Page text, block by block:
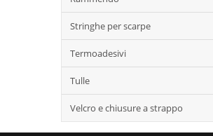
Stringhe per scarpe
Termoadesivi
Tulle
Velcro e chiusure a strappo